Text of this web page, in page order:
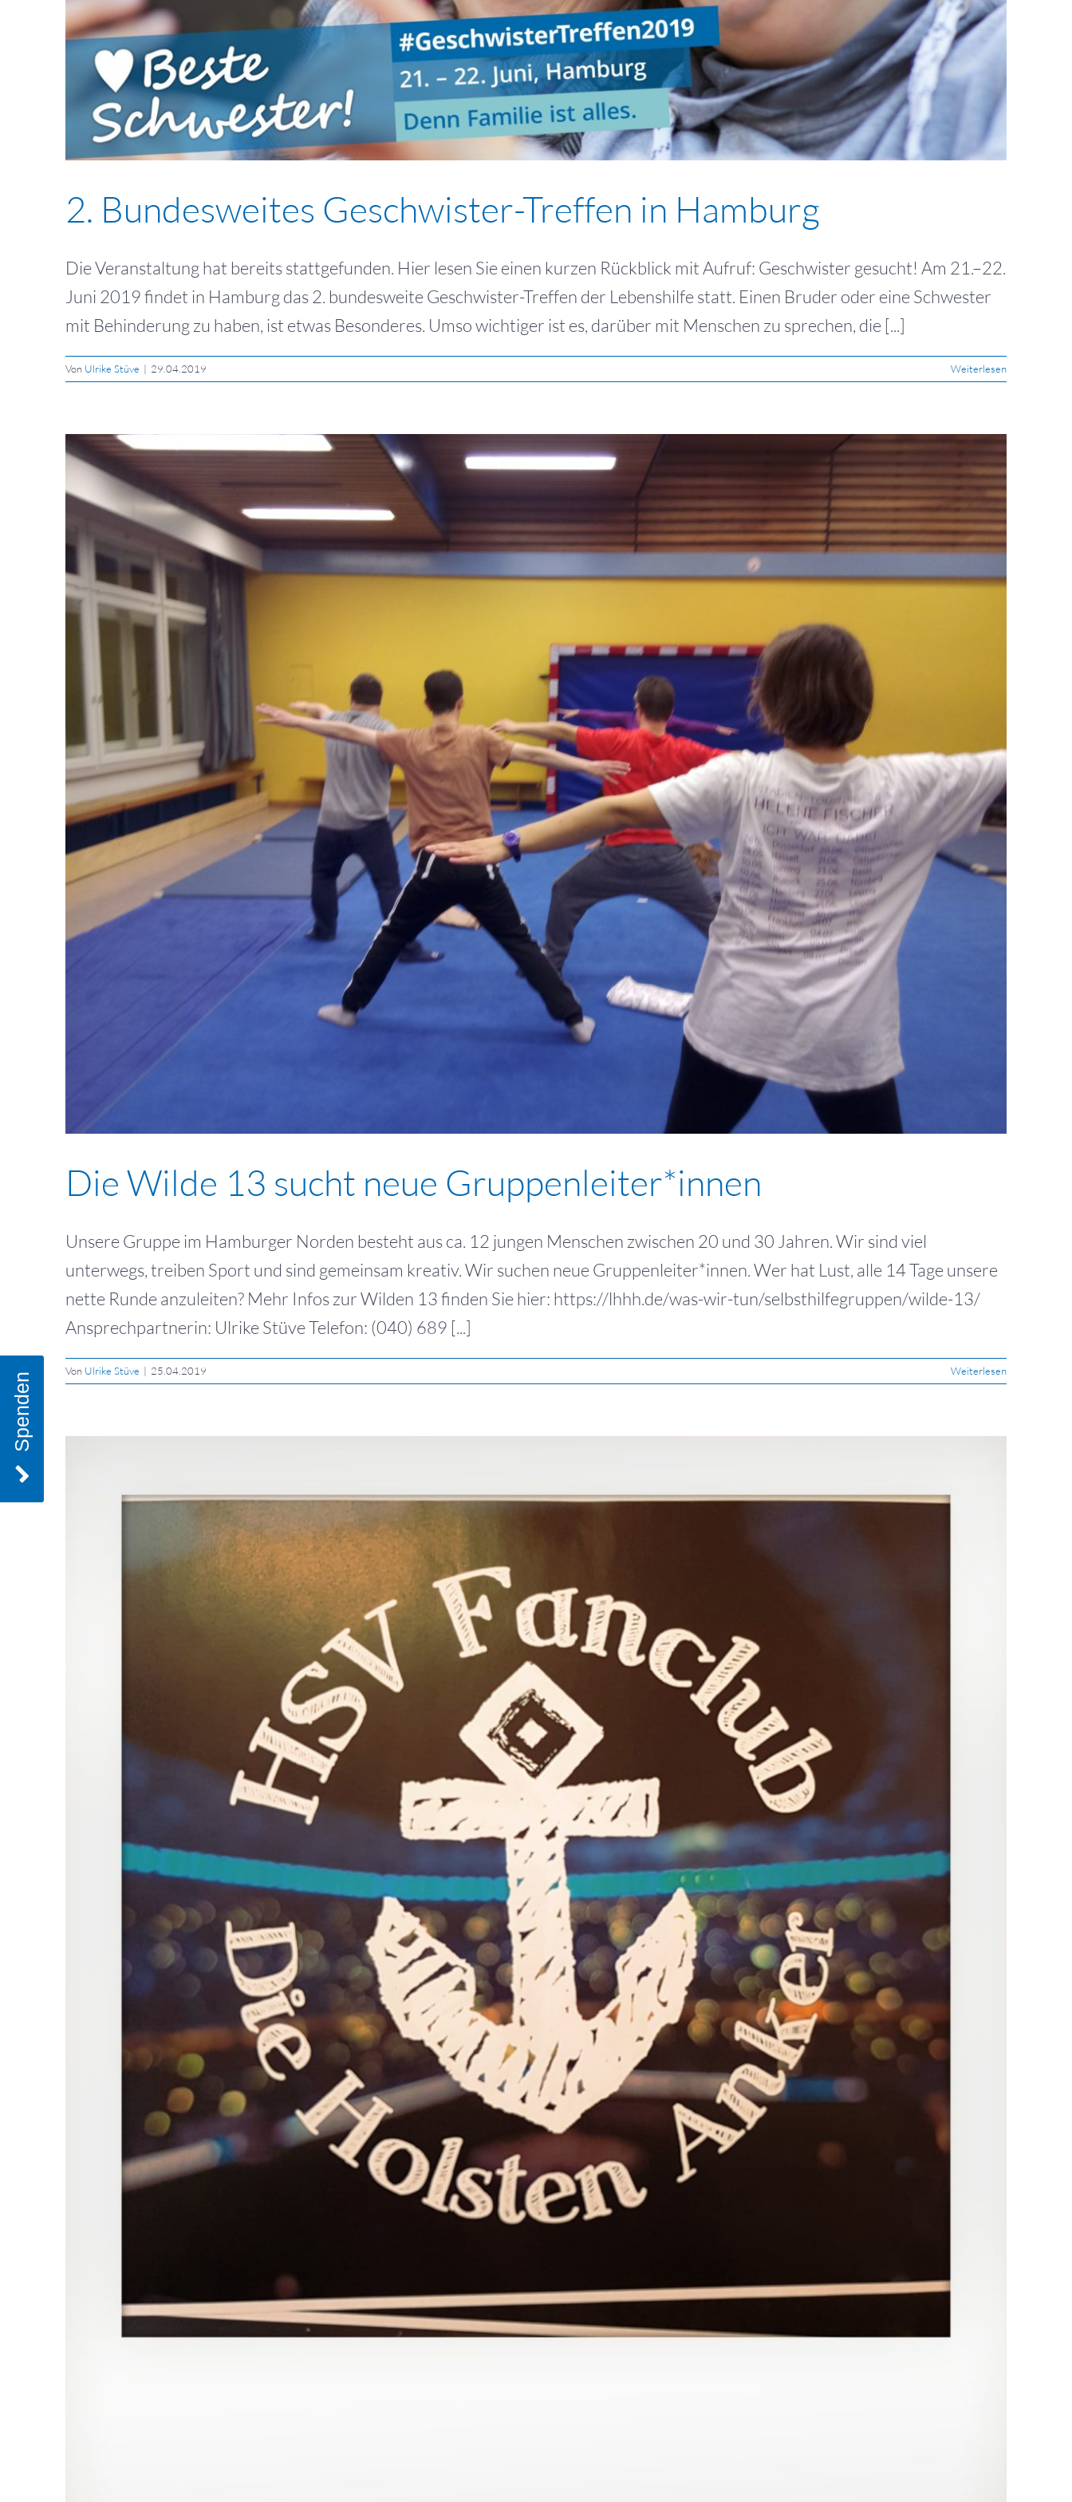
2. Bundesweites Geschwister-Treffen in Hamburg
Die Veranstaltung hat bereits stattgefunden. Hier lesen Sie einen kurzen Rückblick mit Aufruf: Geschwister gesucht! Am 21.–22.
Juni 2019 findet in Hamburg das 2. bundesweite Geschwister-Treffen der Lebenshilfe statt. Einen Bruder oder eine Schwester
mit Behinderung zu haben, ist etwas Besonderes. Umso wichtiger ist es, darüber mit Menschen zu sprechen, die [...]
Von Ulrike Stüve | 29.04.2019 Weiterlesen
Die Wilde 13 sucht neue Gruppen­leiter*innen
Unsere Gruppe im Hamburger Norden besteht aus ca. 12 jungen Menschen zwischen 20 und 30 Jahren. Wir sind viel
unterwegs, treiben Sport und sind gemeinsam kreativ. Wir suchen neue Gruppenleiter*innen. Wer hat Lust, alle 14 Tage unsere
nette Runde anzuleiten? Mehr Infos zur Wilden 13 finden Sie hier: https://lhhh.de/was-wir-tun/selbsthilfegruppen/wilde-13/
Ansprechpartnerin: Ulrike Stüve Telefon: (040) 689 [...]
Von Ulrike Stüve | 25.04.2019 Weiterlesen
Spenden